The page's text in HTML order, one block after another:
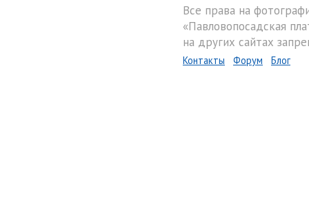
Все права на
«Павловопосадская
на других сайтах
Контакты Форум Блог